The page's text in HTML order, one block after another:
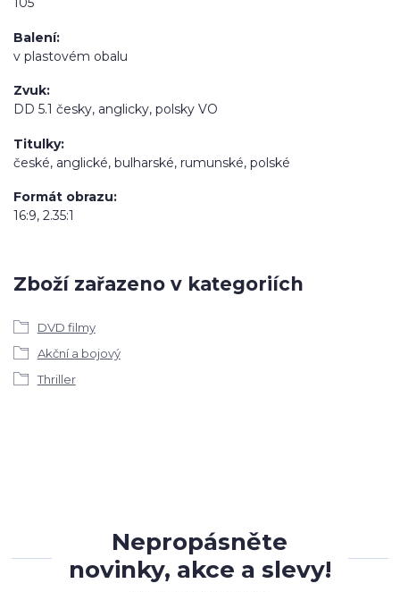
Balení
v plastovém obalu
Zvuk
DD 5.1 česky, anglicky, polsky VO
Titulky
české, anglické, bulharské, rumunské, polské
Formát obrazu
16:9, 2.35:1
Zboží zařazeno v kategoriích
DVD filmy
Akční a bojový
Thriller
Nepropásněte
novinky, akce a slevy!